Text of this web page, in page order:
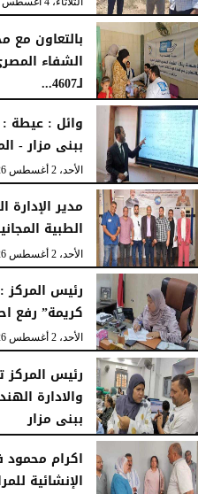
بالتعاون مع
الشفاء
لـ4607...
الإثنين، 3 أغسطس 2026
وائل : عيطة :
ببنى مزار -
الأحد، 2 أغسطس 2026
مدير الإدارة
الطبية
الأحد، 2 أغسطس 2026
رئيس المركز
كريمة” رفع
الأحد، 2 أغسطس 2026
رئيس المركز
والادارة
ببنى مزار
الأربعاء، 29 يوليو 2026 02:03 مـ
اكرام محمود
الإنشائية